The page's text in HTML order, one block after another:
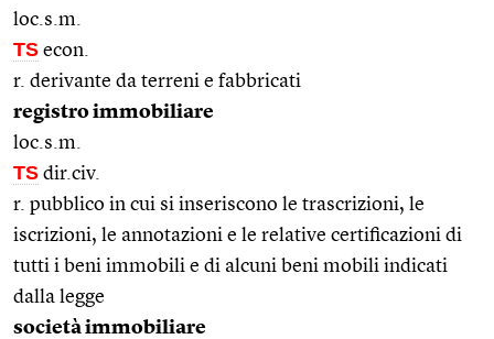
loc.s.m.
TS econ.
r. derivante da terreni e fabbricati
registro immobiliare
loc.s.m.
TS dir.civ.
r. pubblico in cui si inseriscono le trascrizioni, le
iscrizioni, le annotazioni e le relative certificazioni di
tutti i beni immobili e di alcuni beni mobili indicati
dalla legge
società immobiliare